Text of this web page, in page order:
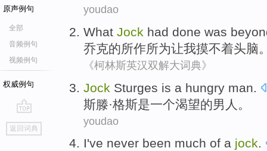
原声例句
全部
音频例句
视频例句
权威例句
go
top
返回词典
youdao
What Jock had done was
乔克的所作所为让我摸不着头脑
《柯林斯英汉双解大词典》
Jock Sturges is a hungry man
斯滕·格斯是一个渴望的男人 。
youdao
I've never been much of a jock.